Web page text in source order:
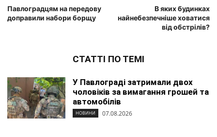
Павлоградцям на передову
доправили набори борщу
В яких будинках
найнебезпечніше ховатися
від обстрілів?
СТАТТІ ПО ТЕМІ
У Павлограді затримали двох
чоловіків за вимагання грошей та
автомобілів
НОВИНИ 07.08.2026